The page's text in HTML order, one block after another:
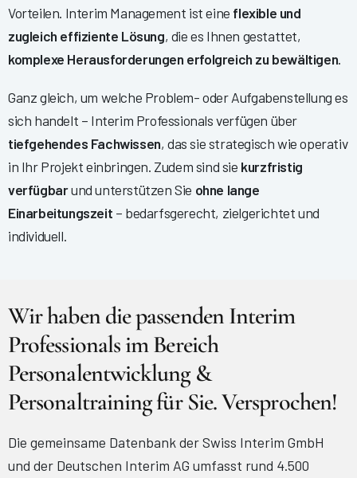
Vorteilen. Interim Management ist eine flexible und
zugleich effiziente Lösung, die es Ihnen gestattet,
komplexe Herausforderungen erfolgreich zu bewältigen.
Ganz gleich, um welche Problem- oder Aufgabenstellung es
sich handelt – Interim Professionals verfügen über
tiefgehendes Fachwissen, das sie strategisch wie operativ
in Ihr Projekt einbringen. Zudem sind sie kurzfristig
verfügbarund unterstützen Sie ohne lange
Einarbeitungszeit – bedarfsgerecht, zielgerichtet und
individuell.
Wir haben die passenden Interim
Professionals im Bereich
Personalentwicklung &
Personaltraining für Sie. Versprochen!
Die gemeinsame Datenbank der Swiss Interim GmbH
und der Deutschen Interim AG umfasst rund 4.500